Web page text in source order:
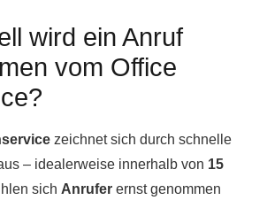
wird ein Anruf
vom Office
zeichnet sich durch schnelle
– idealerweise innerhalb von 15
sich Anrufer ernst genommen